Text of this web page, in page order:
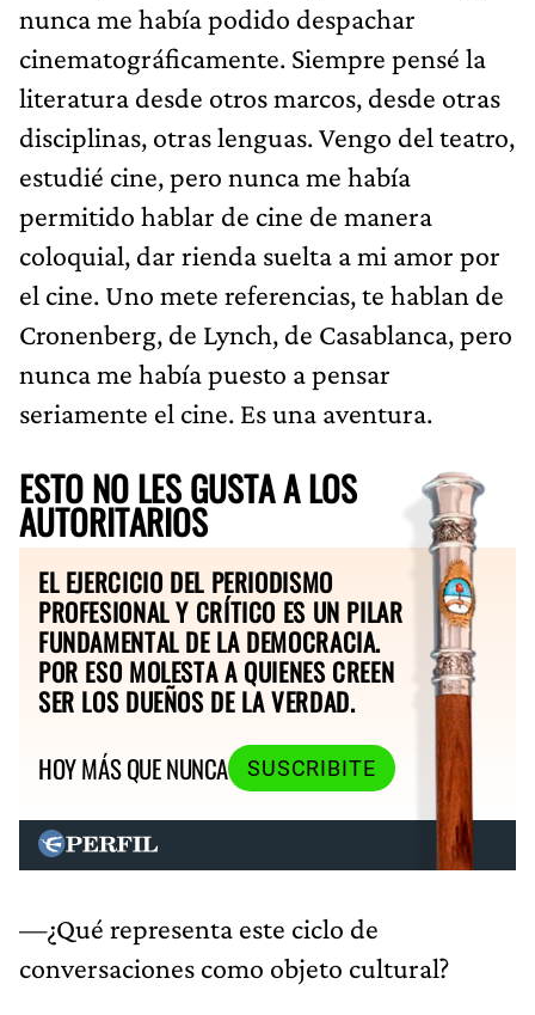
nunca me había podido despachar
cinematográficamente. Siempre pensé la
literatura desde otros marcos, desde otras
disciplinas, otras lenguas. Vengo del teatro,
estudié cine, pero nunca me había
permitido hablar de cine de manera
coloquial, dar rienda suelta a mi amor por
el cine. Uno mete referencias, te hablan de
Cronenberg, de Lynch, de Casablanca, pero
nunca me había puesto a pensar
seriamente el cine. Es una aventura.
ESTO NO LES GUSTA A LOS
AUTORITARIOS
EL EJERCICIO DEL PERIODISMO
PROFESIONAL Y CRÍTICO ES UN PILAR
FUNDAMENTAL DE LA DEMOCRACIA.
POR ESO MOLESTA A QUIENES CREEN
SER LOS DUEÑOS DE LA VERDAD.
HOY MÁS QUE NUNCA
SUSCRIBITE
—¿Qué representa este ciclo de
conversaciones como objeto cultural?